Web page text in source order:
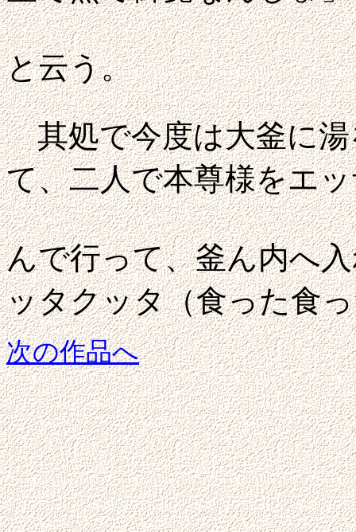
と云う。
其処で今度は大釜に
て、二人で本尊様をエ
んで行って、釜ん内へ
ッタクッタ（食った食
次の作品へ